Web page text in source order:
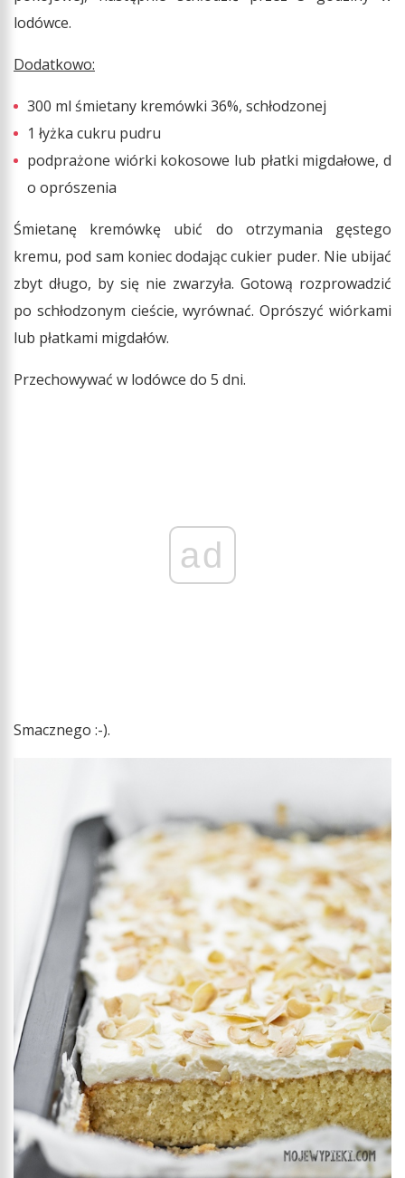
lodówce.
Dodatkowo:
300 ml śmietany kremówki 36%, schłodzonej
1 łyżka cukru pudru
podprażone wiórki kokosowe lub płatki migdałowe, d
o oprószenia
Śmietanę kremówkę ubić do otrzymania gęstego
kremu, pod sam koniec dodając cukier puder. Nie ubijać
zbyt długo, by się nie zwarzyła. Gotową rozprowadzić
po schłodzonym cieście, wyrównać. Oprószyć wiórkami
lub płatkami migdałów.
Przechowywać w lodówce do 5 dni.
ad
Smacznego :-).